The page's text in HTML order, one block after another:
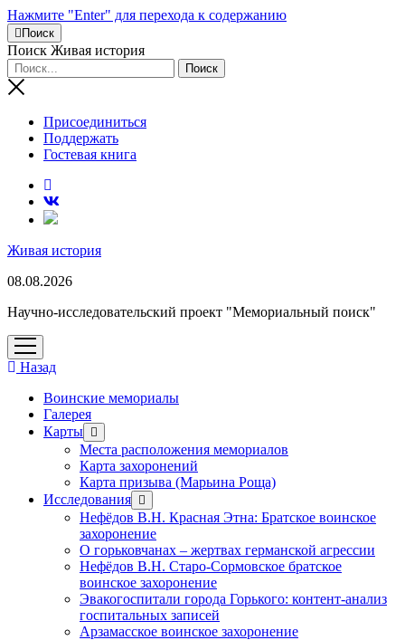
Нажмите "Enter" для перехода к содержанию
Поиск
Поиск Живая история
Присоединиться
Поддержать
Гостевая книга
RuTube
Живая история
08.08.2026
Научно-исследовательский проект "Мемориальный поиск"
открыть
меню
Назад
Воинские мемориалы
Галерея
Карты открыть
меню
Места расположения мемориалов
Карта захоронений
Карта призыва (Марьина Роща)
Исследования открыть
меню
Нефёдов В.Н. Красная Этна: Братское воинское
захоронение
О горьковчанах – жертвах германской агрессии
Нефёдов В.Н. Старо-Сормовское братское
воинское захоронение
Эвакогоспитали города Горького: контент-анализ
госпитальных записей
Арзамасское воинское захоронение